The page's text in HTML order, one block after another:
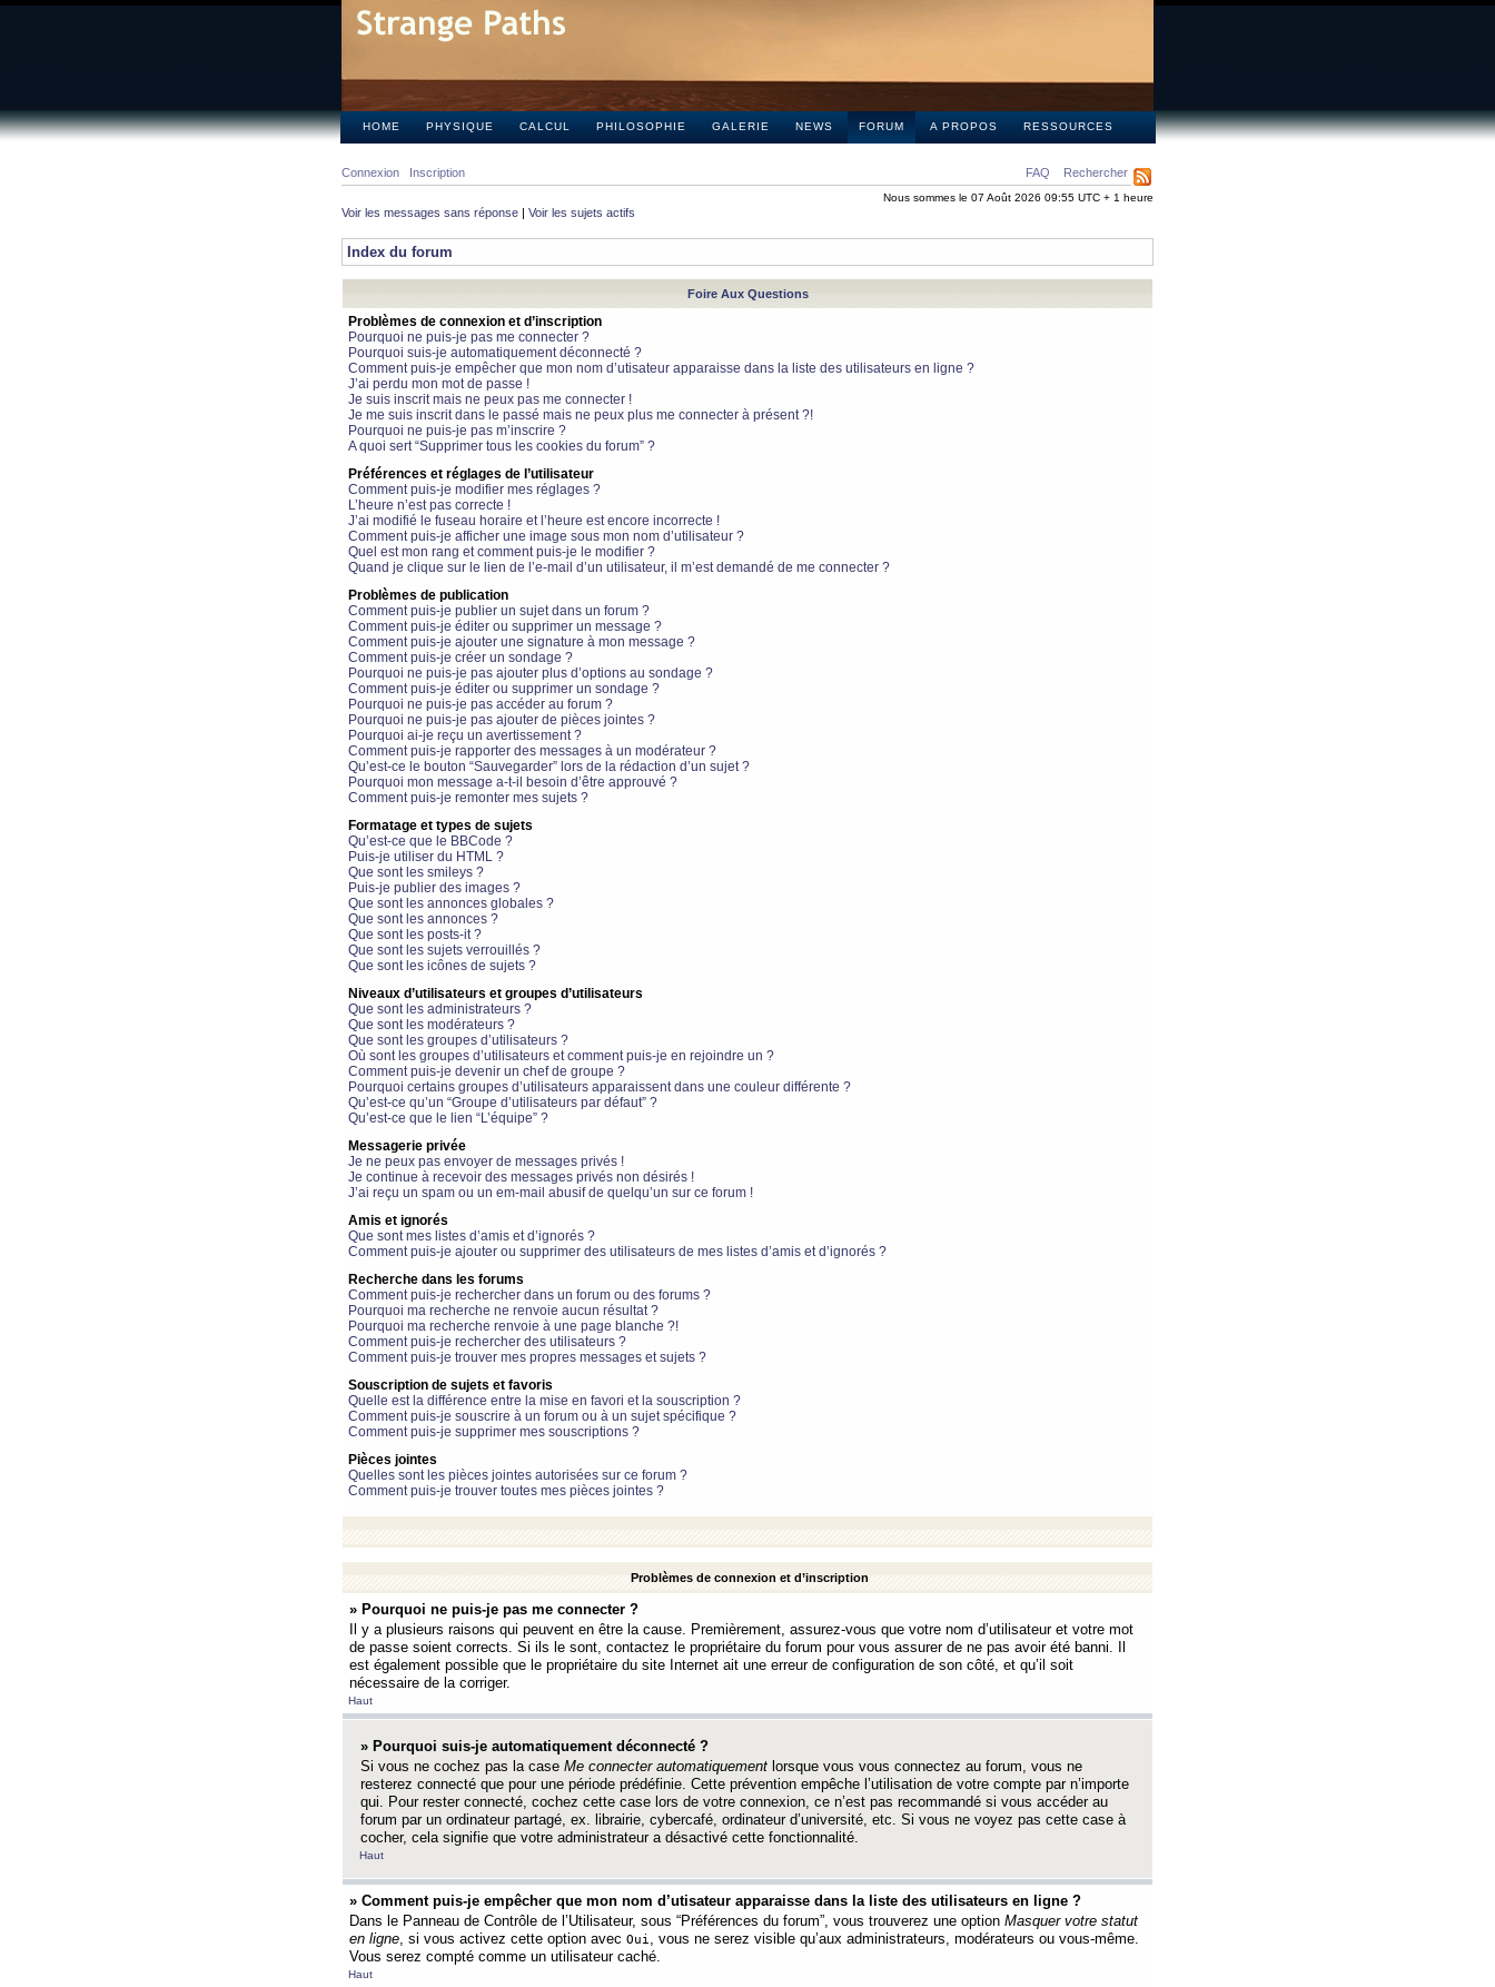
HOME PHYSIQUE CALCUL PHILOSOPHIE GALERIE NEWS FORUM A PROPOS RESSOURCES
FAQ Rechercher
Connexion Inscription
Nous sommes le 07 Août 2026 09:55 UTC + 1 heure
Voir les messages sans réponse | Voir les sujets actifs
Index du forum
Foire Aux Questions
Problèmes de connexion et d’inscription
Pourquoi ne puis-je pas me connecter ?
Pourquoi suis-je automatiquement déconnecté ?
Comment puis-je empêcher que mon nom d’utisateur apparaisse dans la liste des utilisateurs en ligne ?
J’ai perdu mon mot de passe !
Je suis inscrit mais ne peux pas me connecter !
Je me suis inscrit dans le passé mais ne peux plus me connecter à présent ?!
Pourquoi ne puis-je pas m’inscrire ?
A quoi sert “Supprimer tous les cookies du forum” ?
Préférences et réglages de l’utilisateur
Comment puis-je modifier mes réglages ?
L’heure n’est pas correcte !
J’ai modifié le fuseau horaire et l’heure est encore incorrecte !
Comment puis-je afficher une image sous mon nom d’utilisateur ?
Quel est mon rang et comment puis-je le modifier ?
Quand je clique sur le lien de l’e-mail d’un utilisateur, il m’est demandé de me connecter ?
Problèmes de publication
Comment puis-je publier un sujet dans un forum ?
Comment puis-je éditer ou supprimer un message ?
Comment puis-je ajouter une signature à mon message ?
Comment puis-je créer un sondage ?
Pourquoi ne puis-je pas ajouter plus d’options au sondage ?
Comment puis-je éditer ou supprimer un sondage ?
Pourquoi ne puis-je pas accéder au forum ?
Pourquoi ne puis-je pas ajouter de pièces jointes ?
Pourquoi ai-je reçu un avertissement ?
Comment puis-je rapporter des messages à un modérateur ?
Qu’est-ce le bouton “Sauvegarder” lors de la rédaction d’un sujet ?
Pourquoi mon message a-t-il besoin d’être approuvé ?
Comment puis-je remonter mes sujets ?
Formatage et types de sujets
Qu’est-ce que le BBCode ?
Puis-je utiliser du HTML ?
Que sont les smileys ?
Puis-je publier des images ?
Que sont les annonces globales ?
Que sont les annonces ?
Que sont les posts-it ?
Que sont les sujets verrouillés ?
Que sont les icônes de sujets ?
Niveaux d’utilisateurs et groupes d’utilisateurs
Que sont les administrateurs ?
Que sont les modérateurs ?
Que sont les groupes d’utilisateurs ?
Où sont les groupes d’utilisateurs et comment puis-je en rejoindre un ?
Comment puis-je devenir un chef de groupe ?
Pourquoi certains groupes d’utilisateurs apparaissent dans une couleur différente ?
Qu’est-ce qu’un “Groupe d’utilisateurs par défaut” ?
Qu’est-ce que le lien “L’équipe” ?
Messagerie privée
Je ne peux pas envoyer de messages privés !
Je continue à recevoir des messages privés non désirés !
J’ai reçu un spam ou un em-mail abusif de quelqu’un sur ce forum !
Amis et ignorés
Que sont mes listes d’amis et d’ignorés ?
Comment puis-je ajouter ou supprimer des utilisateurs de mes listes d’amis et d’ignorés ?
Recherche dans les forums
Comment puis-je rechercher dans un forum ou des forums ?
Pourquoi ma recherche ne renvoie aucun résultat ?
Pourquoi ma recherche renvoie à une page blanche ?!
Comment puis-je rechercher des utilisateurs ?
Comment puis-je trouver mes propres messages et sujets ?
Souscription de sujets et favoris
Quelle est la différence entre la mise en favori et la souscription ?
Comment puis-je souscrire à un forum ou à un sujet spécifique ?
Comment puis-je supprimer mes souscriptions ?
Pièces jointes
Quelles sont les pièces jointes autorisées sur ce forum ?
Comment puis-je trouver toutes mes pièces jointes ?
Problèmes de connexion et d’inscription
» Pourquoi ne puis-je pas me connecter ?
Il y a plusieurs raisons qui peuvent en être la cause. Premièrement, assurez-vous que votre nom d’utilisateur et votre mot
de passe soient corrects. Si ils le sont, contactez le propriétaire du forum pour vous assurer de ne pas avoir été banni. Il
est également possible que le propriétaire du site Internet ait une erreur de configuration de son côté, et qu’il soit
nécessaire de la corriger.
Haut
» Pourquoi suis-je automatiquement déconnecté ?
Si vous ne cochez pas la case Me connecter automatiquement lorsque vous vous connectez au forum, vous ne
resterez connecté que pour une période prédéfinie. Cette prévention empêche l’utilisation de votre compte par n’importe
qui. Pour rester connecté, cochez cette case lors de votre connexion, ce n’est pas recommandé si vous accéder au
forum par un ordinateur partagé, ex. librairie, cybercafé, ordinateur d’université, etc. Si vous ne voyez pas cette case à
cocher, cela signifie que votre administrateur a désactivé cette fonctionnalité.
Haut
» Comment puis-je empêcher que mon nom d’utisateur apparaisse dans la liste des utilisateurs en ligne ?
Dans le Panneau de Contrôle de l’Utilisateur, sous “Préférences du forum”, vous trouverez une option Masquer votre statut
en ligne, si vous activez cette option avec Oui , vous ne serez visible qu’aux administrateurs, modérateurs ou vous-même.
Vous serez compté comme un utilisateur caché.
Haut